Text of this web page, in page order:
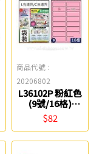
商品代號 :
20206802
L36102P 粉紅色
(9號/16格)
36*100mm A4三
用電腦標籤 鶴屋
$82